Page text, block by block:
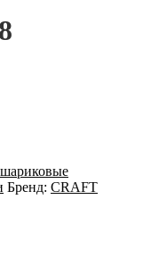
Бренд: CRAFT